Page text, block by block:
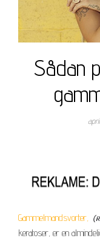
Sådan
Gammelmandsvorter,
keratoser, er en